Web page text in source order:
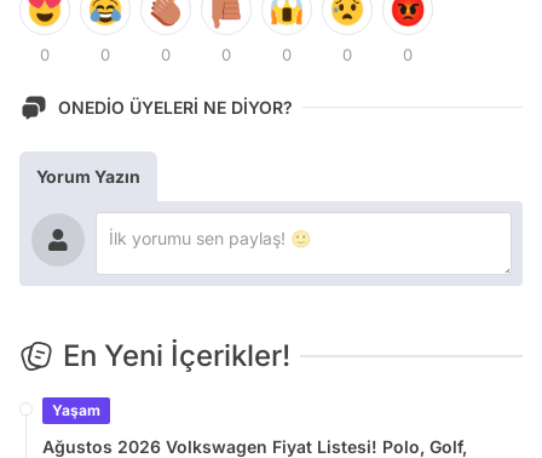
0 0 0 0 0 0 0
ONEDİO ÜYELERİ NE DİYOR?
Yorum Yazın
En Yeni İçerikler!
Yaşam
Ağustos 2026 Volkswagen Fiyat Listesi! Polo, Golf,